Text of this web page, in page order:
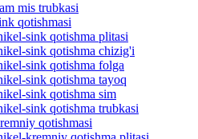
mis trubkasi
qotishmasi
sink qotishma plitasi
sink qotishma chizig'i
sink qotishma folga
sink qotishma tayoq
sink qotishma sim
sink qotishma trubkasi
qotishmasi